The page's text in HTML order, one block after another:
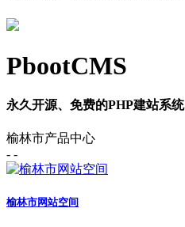
PbootCMS
永久开源、免费的PHP建站系统
榆林市产品中心
- -
榆林市网站空间